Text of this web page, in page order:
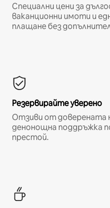
Специални цени за
ваканционни имоти и
плащане без
Резервирайте уверено
Отзиви от доверената
денонощна поддръжка
престой.